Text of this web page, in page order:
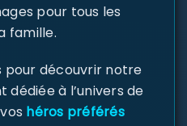
pour tous les
famille.
pour découvrir notre
à l’univers de
héros préférés